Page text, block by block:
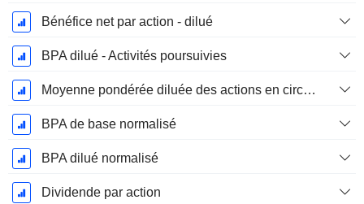
Bénéfice net par action - dilué
BPA dilué - Activités poursuivies
Moyenne pondérée diluée des actions en circulation
BPA de base normalisé
BPA dilué normalisé
Dividende par action